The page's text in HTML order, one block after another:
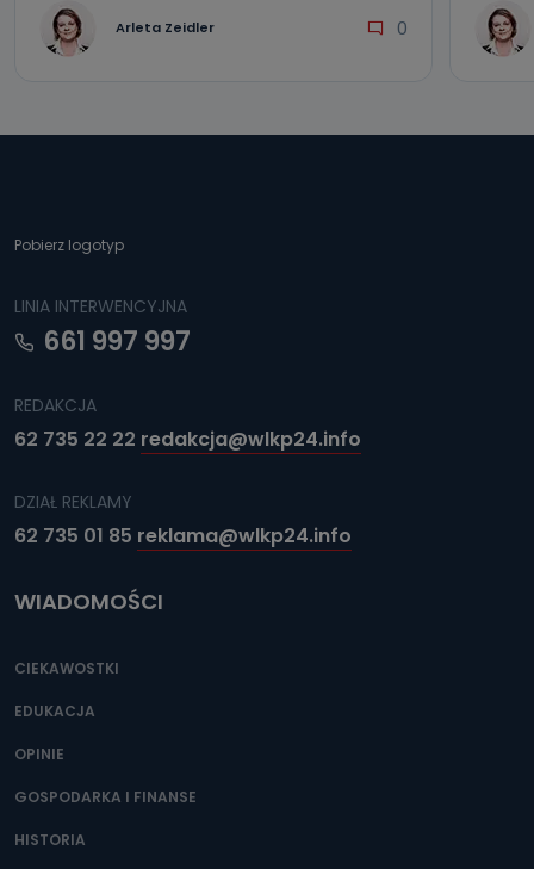
Arleta Zeidler 0
Pobierz logotyp
LINIA INTERWENCYJNA
661 997 997
REDAKCJA
62 735 22 22 redakcja@wlkp24.info
DZIAŁ REKLAMY
62 735 01 85 reklama@wlkp24.info
WIADOMOŚCI
CIEKAWOSTKI
EDUKACJA
OPINIE
GOSPODARKA I FINANSE
HISTORIA